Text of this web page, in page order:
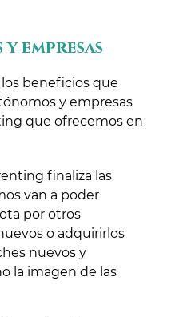
empresas
beneficios que
y empresas
que ofrecemos en
finaliza las
van a poder
por otros
o adquirirlos
nuevos y
la imagen de las